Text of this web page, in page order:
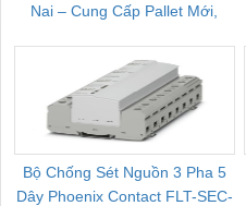
Nai – Cung Cấp Pallet Mới,
Bộ Chống Sét Nguồn 3 Pha 5
Dây Phoenix Contact FLT-SEC-